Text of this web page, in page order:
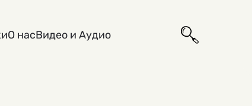
О насВидео и Аудио